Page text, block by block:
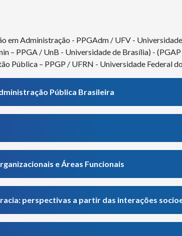
em Administração - PPGAdm / UFV -
– PPGA / UnB - Universidade de Brasília) -
Pública – PPGP / UFRN - Universidade Federal
Pública Brasileira
e Áreas Funcionais
perspectivas a partir das interações